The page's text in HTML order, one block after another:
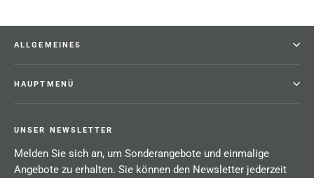
ALLGEMEINES
HAUPTMENÜ
UNSER NEWSLETTER
Melden Sie sich an, um Sonderangebote und einmalige
Angebote zu erhalten. Sie können den Newsletter jederzeit